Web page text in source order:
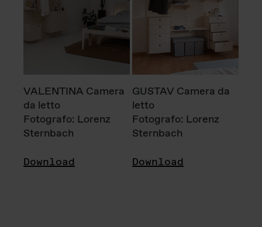
VALENTINA Camera
da letto
Fotografo: Lorenz
Sternbach
Download
GUSTAV Camera da
letto
Fotografo: Lorenz
Sternbach
Download